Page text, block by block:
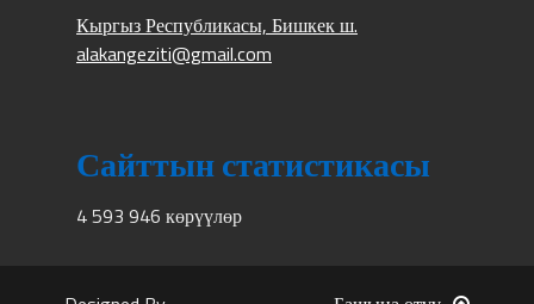
Кыргыз Республикасы, Бишкек ш.
alakangeziti@gmail.com
Сайттын статистикасы
4 593 946 көрүүлөр